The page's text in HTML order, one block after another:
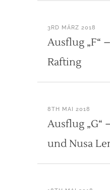
3RD MÄRZ 2018
Ausflug „F“
Rafting
8TH MAI 2018
Ausflug „G“
und Nusa